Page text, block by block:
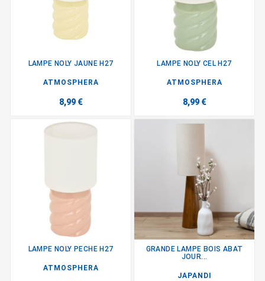
LAMPE NOLY JAUNE H27
ATMOSPHERA
8,99 €
LAMPE NOLY CEL H27
ATMOSPHERA
8,99 €
LAMPE NOLY PECHE H27
ATMOSPHERA
GRANDE LAMPE BOIS ABAT
JOUR...
JAPANDI